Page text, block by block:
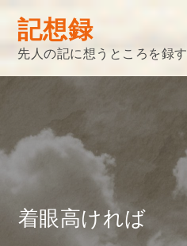
content
記想録
先人の記に想うところを録す
着眼高ければ